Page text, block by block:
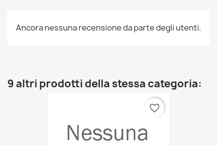
Ancora nessuna recensione da parte degli utenti.
9 altri prodotti della stessa categoria:
favorite_border